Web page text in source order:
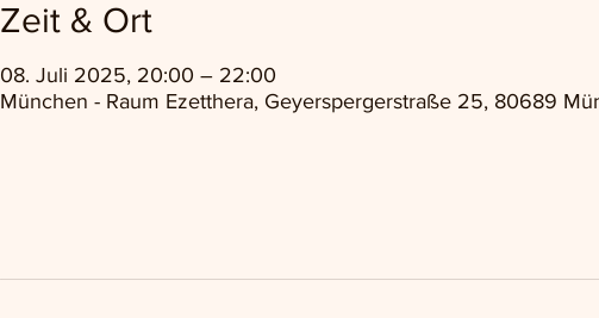
Zeit & Ort
08. Juli 2025, 20:00 – 22:00
München - Raum Ezetthera, Geyerspergerstraße 25, 80689